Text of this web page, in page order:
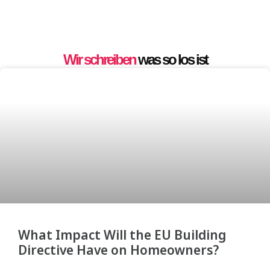
Wir schreibenwas so los ist
What Impact Will the EU Building
Directive Have on Homeowners?